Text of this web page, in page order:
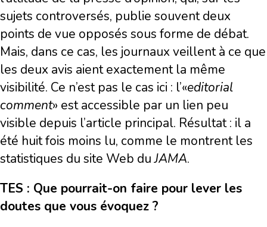
sujets controversés, publie souvent deux
points de vue opposés sous forme de débat.
Mais, dans ce cas, les journaux veillent à ce que
les deux avis aient exactement la même
visibilité. Ce n’est pas le cas ici : l’«editorial
comment» est accessible par un lien peu
visible depuis l’article principal. Résultat : il a
été huit fois moins lu, comme le montrent les
statistiques du site Web duJAMA.
TES : Que pourrait-on faire pour lever les
doutes que vous évoquez ?